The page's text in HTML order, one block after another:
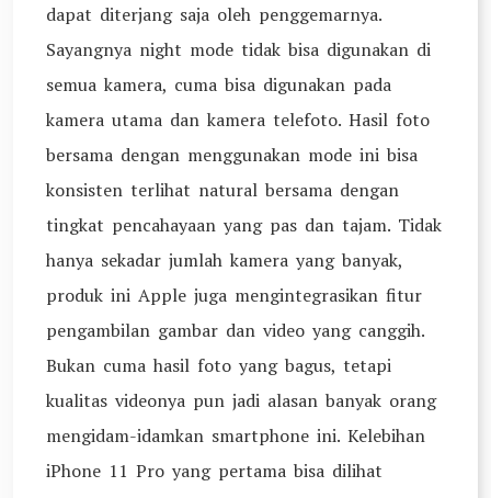
dapat diterjang saja oleh penggemarnya.
Sayangnya night mode tidak bisa digunakan di
semua kamera, cuma bisa digunakan pada
kamera utama dan kamera telefoto. Hasil foto
bersama dengan menggunakan mode ini bisa
konsisten terlihat natural bersama dengan
tingkat pencahayaan yang pas dan tajam. Tidak
hanya sekadar jumlah kamera yang banyak,
produk ini Apple juga mengintegrasikan fitur
pengambilan gambar dan video yang canggih.
Bukan cuma hasil foto yang bagus, tetapi
kualitas videonya pun jadi alasan banyak orang
mengidam-idamkan smartphone ini. Kelebihan
iPhone 11 Pro yang pertama bisa dilihat